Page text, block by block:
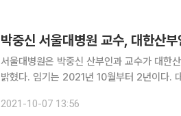
박중신 서울대병원 교수, 대한산
서울대병원은 박중신 산부인과 교수가 대한
밝혔다. 임기는 2021년 10월부터 2년이다. 대한산부인과학회는 산부인과학의 발전과 모자보건의
인종양학 △생식내분비학 △일반부인과학 등
2021-10-07 13:56